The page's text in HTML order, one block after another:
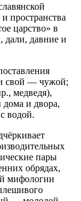
пространства
царство» в
дали, давние и
свой — чужой;
медведя),
дома и двора,
водой.
пары
обрядах,
мифологии